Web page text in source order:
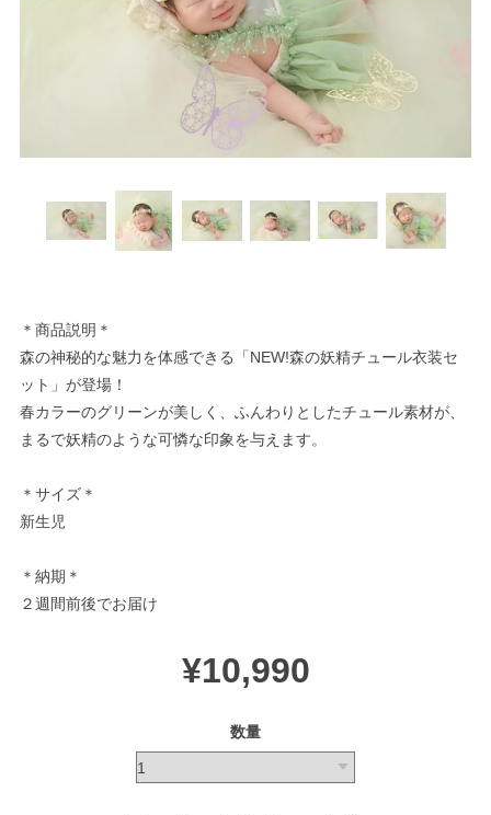
＊商品説明＊
森の神秘的な魅力を体感できる「NEW!森の妖精チュール衣装セ
ット」が登場！
春カラーのグリーンが美しく、ふんわりとしたチュール素材が、
まるで妖精のような可憐な印象を与えます。
＊サイズ＊
新生児
＊納期＊
２週間前後でお届け
¥10,990
数量